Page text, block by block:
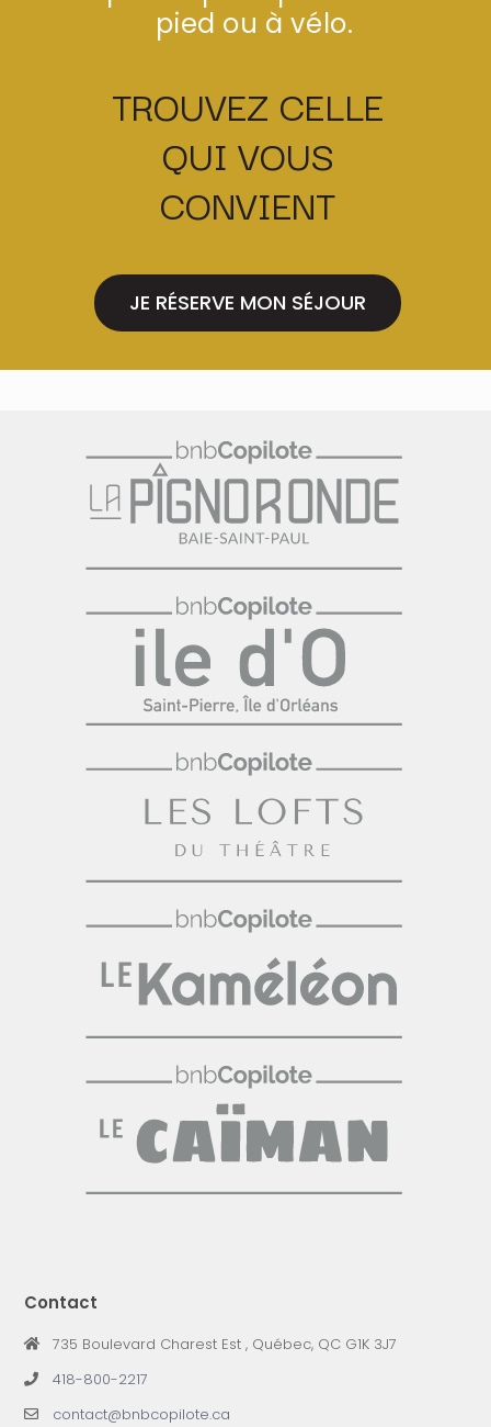
pied ou à vélo.
TROUVEZ CELLE
QUI VOUS
CONVIENT
JE RÉSERVE MON SÉJOUR
Contact
735 Boulevard Charest Est , Québec, QC G1K 3J7
418-800-2217
contact@bnbcopilote.ca